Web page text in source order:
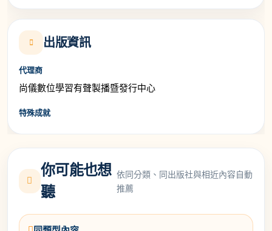
出版資訊
代理商
尚儀數位學習有聲製播暨發行中心
特殊成就
你可能也想
聽
依同分類、同出版社與相近內容自動
推薦